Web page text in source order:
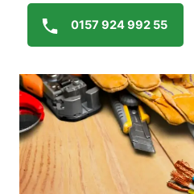
0157 924 992 55